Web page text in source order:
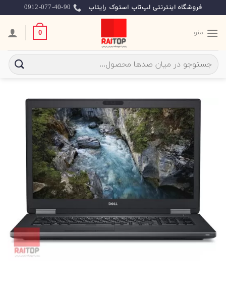
to
content
فروشگاه اینترنتی لپ‌تاپ استوک رایتاپ 0912-077-40-90
منو 0
جستجو
برای: